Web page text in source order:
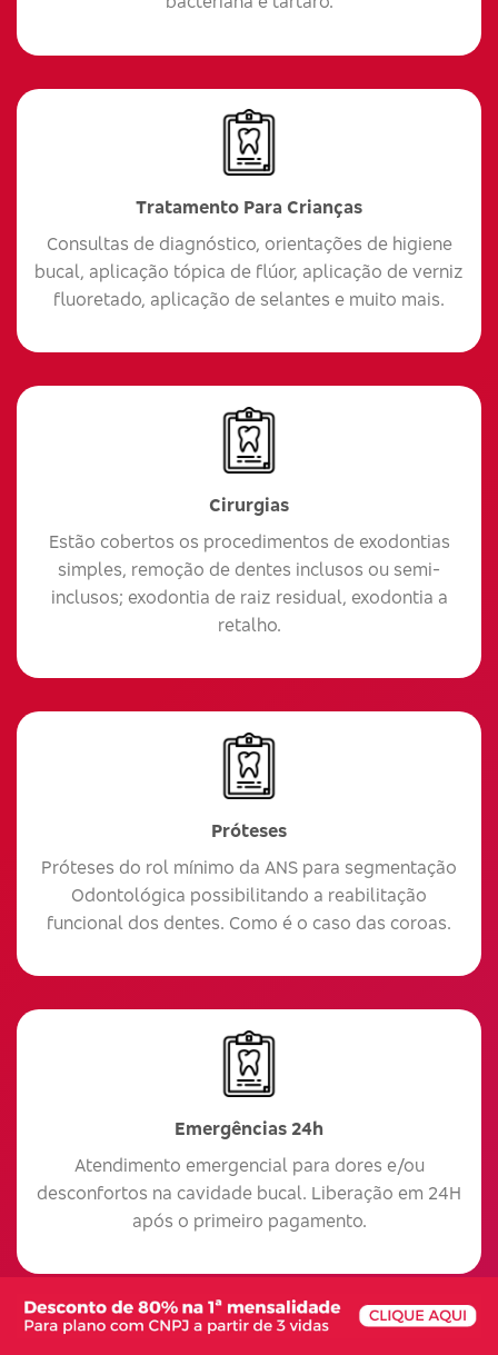
Tratamento Para Crianças
Consultas de diagnóstico, orientações de higiene
bucal, aplicação tópica de flúor, aplicação de verniz
fluoretado, aplicação de selantes e muito mais.
Cirurgias
Estão cobertos os procedimentos de exodontias
simples, remoção de dentes inclusos ou semi-
inclusos; exodontia de raiz residual, exodontia a
retalho.
Próteses
Próteses do rol mínimo da ANS para segmentação
Odontológica possibilitando a reabilitação
funcional dos dentes. Como é o caso das coroas.
Emergências 24h
Atendimento emergencial para dores e/ou
desconfortos na cavidade bucal. Liberação em 24H
após o primeiro pagamento.